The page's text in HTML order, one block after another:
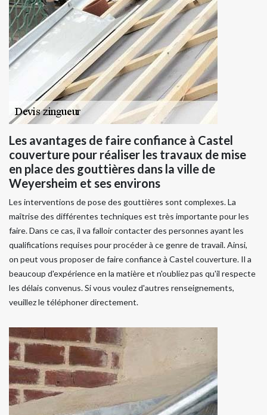
Les avantages de faire confiance à Castel
couverture pour réaliser les travaux de mise
en place des gouttières dans la ville de
Weyersheim et ses environs
Les interventions de pose des gouttières sont complexes. La
maîtrise des différentes techniques est très importante pour les
faire. Dans ce cas, il va falloir contacter des personnes ayant les
qualifications requises pour procéder à ce genre de travail. Ainsi,
on peut vous proposer de faire confiance à Castel couverture. Il a
beaucoup d'expérience en la matière et n'oubliez pas qu'il respecte
les délais convenus. Si vous voulez d'autres renseignements,
veuillez le téléphoner directement.